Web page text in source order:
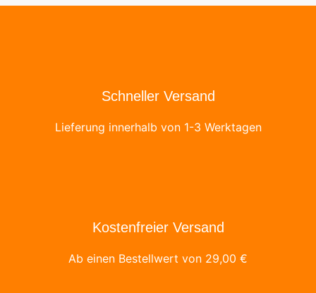
Schneller Versand
Lieferung innerhalb von 1-3 Werktagen
Kostenfreier Versand
Ab einen Bestellwert von 29,00 €